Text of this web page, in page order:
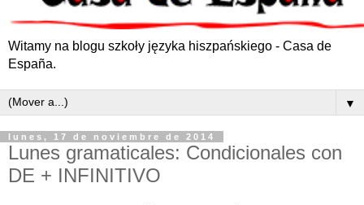
Witamy na blogu szkoły języka hiszpańskiego - Casa de
España.
▼
lunes, 17 de noviembre de 2014
Lunes gramaticales: Condicionales con
DE + INFINITIVO